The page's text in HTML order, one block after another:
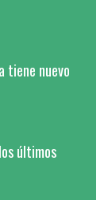
tiene nuevo
últimos